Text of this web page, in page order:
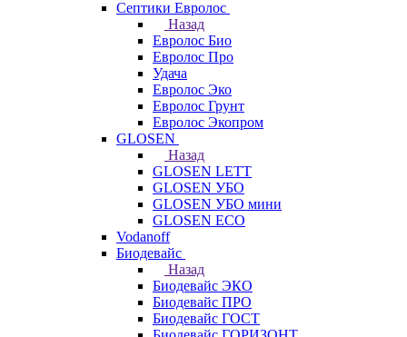
Септики Евролос
Назад
Евролос Био
Евролос Про
Удача
Евролос Эко
Евролос Грунт
Евролос Экопром
GLOSEN
Назад
GLOSEN LETT
GLOSEN УБО
GLOSEN УБО мини
GLOSEN ECO
Vodanoff
Биодевайс
Назад
Биодевайс ЭКО
Биодевайс ПРО
Биодевайс ГОСТ